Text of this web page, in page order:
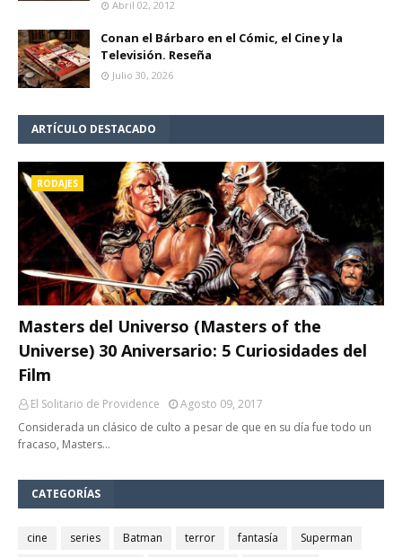
Abril 02, 2012
Conan el Bárbaro en el Cómic, el Cine y la
Televisión. Reseña
Julio 30, 2026
ARTÍCULO DESTACADO
RODAJES
Masters del Universo (Masters of the
Universe) 30 Aniversario: 5 Curiosidades del
Film
El Solitario de Providence
Agosto 09, 2017
Considerada un clásico de culto a pesar de que en su día fue todo un
fracaso, Masters…
CATEGORÍAS
cine series Batman terror fantasía
Superman